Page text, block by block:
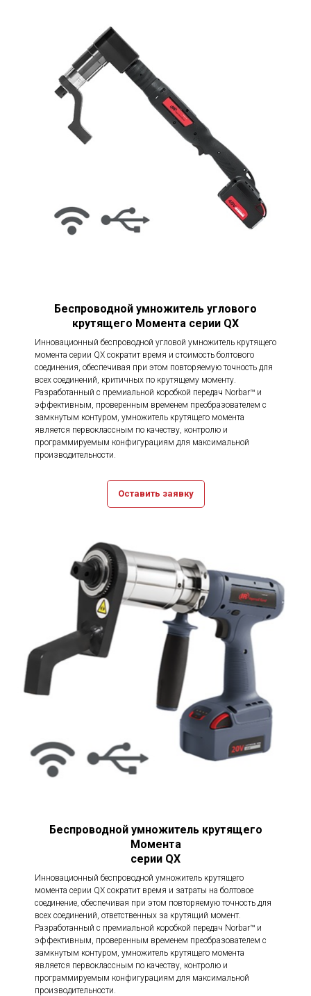
процессом с вводом-выводом и сбором
данных (стандарт подключения USB)
- Программное обеспечение ICS
компании Ingersoll Rand предоставляет
операторам возможность доступа и
программирования основных стратегий
крепления, а также более продвинутых
опций для адаптации к самым сложным
QXX5A45T0270PS12
QXX2A52T0396PS12
QXX2A52T0594PS12
QXX5A52T0880PS12
Bare
Tool
Bare
Tool
QXX5A72T1620PS16
Bare
Беспроводной умножитель углового
крутящего Момента серии QX
Инновационный беспроводной угловой умножитель крутящего
момента серии QX сократит время и стоимость болтового
соединения, обеспечивая при этом повторяемую точность для
всех соединений, критичных по крутящему моменту.
Разработанный с премиальной коробкой передач Norbar™ и
эффективным, проверенным временем преобразователем с
замкнутым контуром, умножитель крутящего момента
является первоклассным по качеству, контролю и
программируемым конфигурациям для максимальной
производительности.
Оставить заявку
Беспроводной умножитель крутящего
Момента
серии QX
Инновационный беспроводной умножитель крутящего
момента серии QX сократит время и затраты на болтовое
соединение, обеспечивая при этом повторяемую точность для
всех соединений, ответственных за крутящий момент.
Разработанный с премиальной коробкой передач Norbar™ и
эффективным, проверенным временем преобразователем с
замкнутым контуром, умножитель крутящего момента
является первоклассным по качеству, контролю и
программируемым конфигурациям для максимальной
производительности.